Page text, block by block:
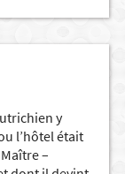
y
l’hôtel était
–